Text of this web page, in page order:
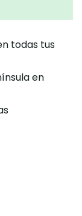
todas tus
en